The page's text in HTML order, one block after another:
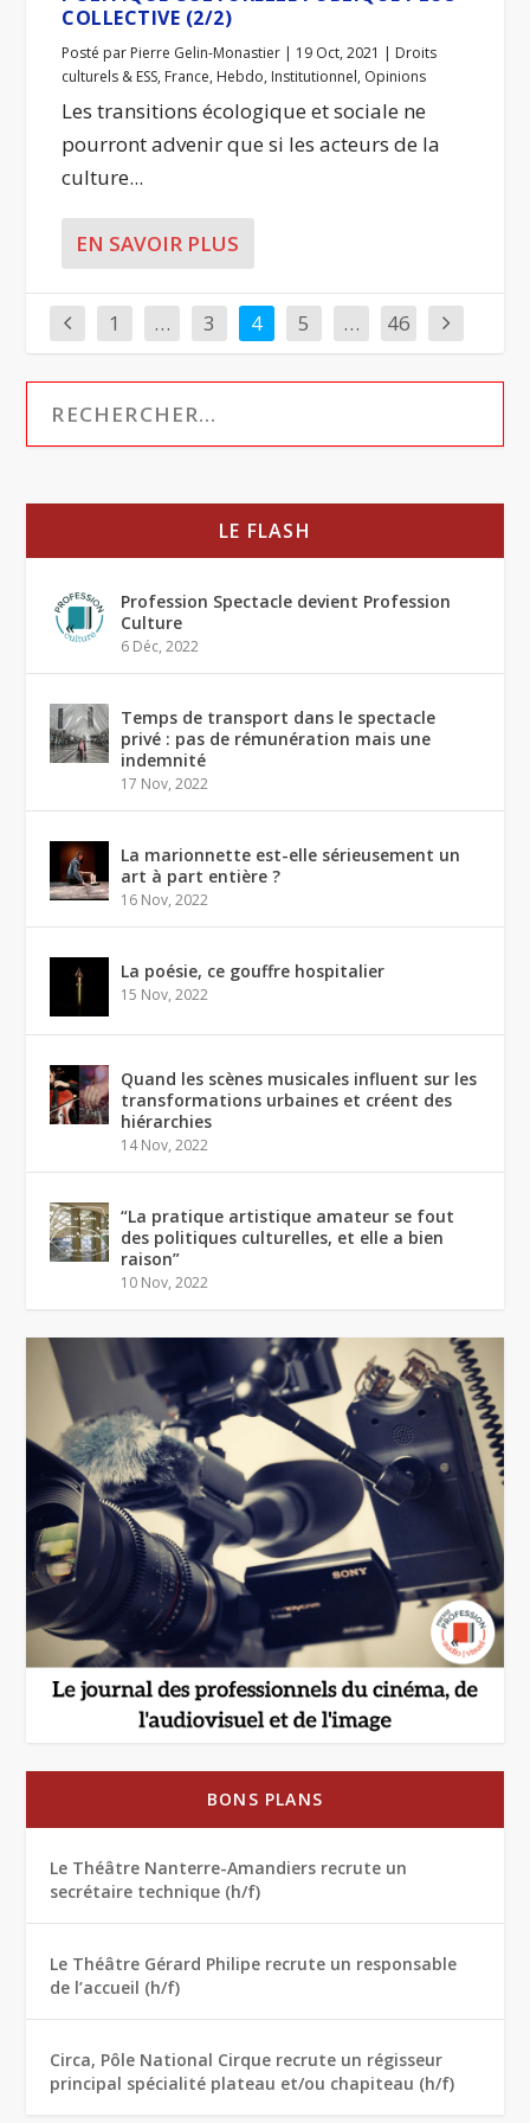
COLLECTIVE (2/2)
Posté par Pierre Gelin-Monastier | 19 Oct, 2021 | Droits
culturels & ESS, France, Hebdo, Institutionnel, Opinions
Les transitions écologique et sociale ne
pourront advenir que si les acteurs de la
culture...
EN SAVOIR PLUS
1 … 3 4 5 … 46
LE FLASH
Profession Spectacle devient Profession
Culture
6 Déc, 2022
Temps de transport dans le spectacle
privé : pas de rémunération mais une
indemnité
17 Nov, 2022
La marionnette est-elle sérieusement un
art à part entière ?
16 Nov, 2022
La poésie, ce gouffre hospitalier
15 Nov, 2022
Quand les scènes musicales influent sur les
transformations urbaines et créent des
hiérarchies
14 Nov, 2022
“La pratique artistique amateur se fout
des politiques culturelles, et elle a bien
raison”
10 Nov, 2022
BONS PLANS
Le Théâtre Nanterre-Amandiers recrute un
secrétaire technique (h/f)
Le Théâtre Gérard Philipe recrute un responsable
de l’accueil (h/f)
Circa, Pôle National Cirque recrute un régisseur
principal spécialité plateau et/ou chapiteau (h/f)